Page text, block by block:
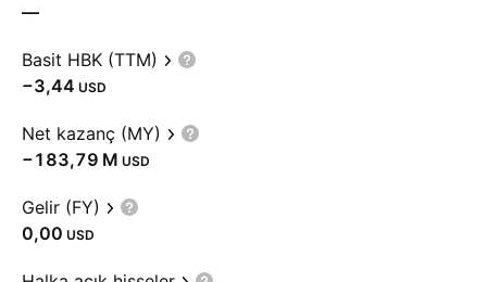
—
Basit HBK (TTM)
−3,44 USD
Net kazanç (MY)
‪−183,79 M‬ USD
Gelir (FY)
0,00 USD